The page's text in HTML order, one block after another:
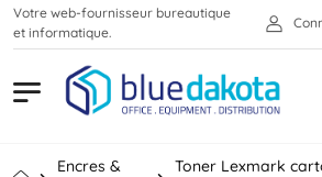
Votre web-fournisseur bureautique
et informatique.
Encres &
Toner Lexmark